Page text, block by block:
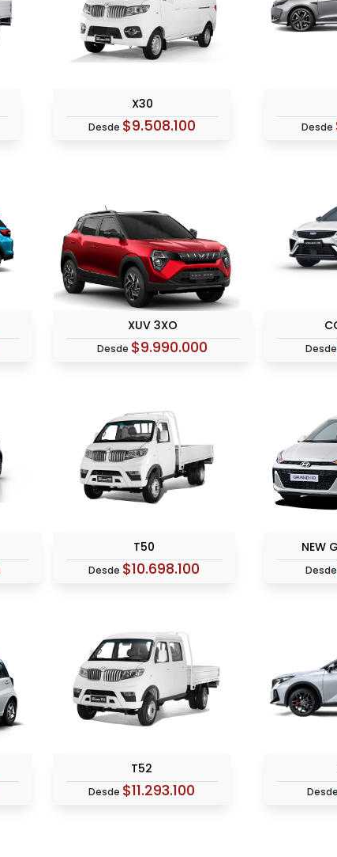
X30
Desde $9.508.100 Desde
XUV 3XO
Desde $9.990.000 Desde
T50
Desde $10.698.100
NEW
Desde
T52
Desde $11.293.100 Desde